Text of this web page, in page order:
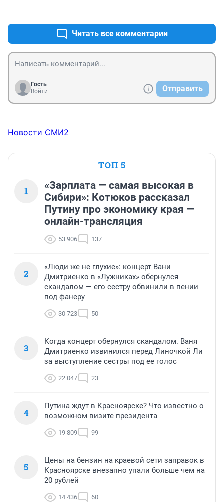
Читать все комментарии
Гость
Войти
Отправить
Новости СМИ2
ТОП 5
1
«Зарплата — самая высокая в
Сибири»: Котюков рассказал
Путину про экономику края —
онлайн-трансляция
53 906 137
2
«Люди же не глухие»: концерт Вани
Дмитриенко в «Лужниках» обернулся
скандалом — его сестру обвинили в пении
под фанеру
30 723 50
3
Когда концерт обернулся скандалом. Ваня
Дмитриенко извинился перед Линочкой Ли
за выступление сестры под ее голос
22 047 23
4
Путина ждут в Красноярске? Что известно о
возможном визите президента
19 809 99
5
Цены на бензин на краевой сети заправок в
Красноярске внезапно упали больше чем на
20 рублей
14 436 60